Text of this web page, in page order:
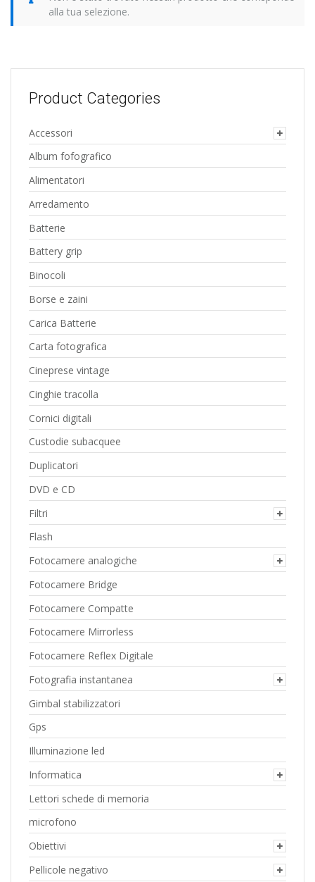
alla tua selezione.
Product Categories
Accessori
Album fofografico
Alimentatori
Arredamento
Batterie
Battery grip
Binocoli
Borse e zaini
Carica Batterie
Carta fotografica
Cineprese vintage
Cinghie tracolla
Cornici digitali
Custodie subacquee
Duplicatori
DVD e CD
Filtri
Flash
Fotocamere analogiche
Fotocamere Bridge
Fotocamere Compatte
Fotocamere Mirrorless
Fotocamere Reflex Digitale
Fotografia instantanea
Gimbal stabilizzatori
Gps
Illuminazione led
Informatica
Lettori schede di memoria
microfono
Obiettivi
Pellicole negativo